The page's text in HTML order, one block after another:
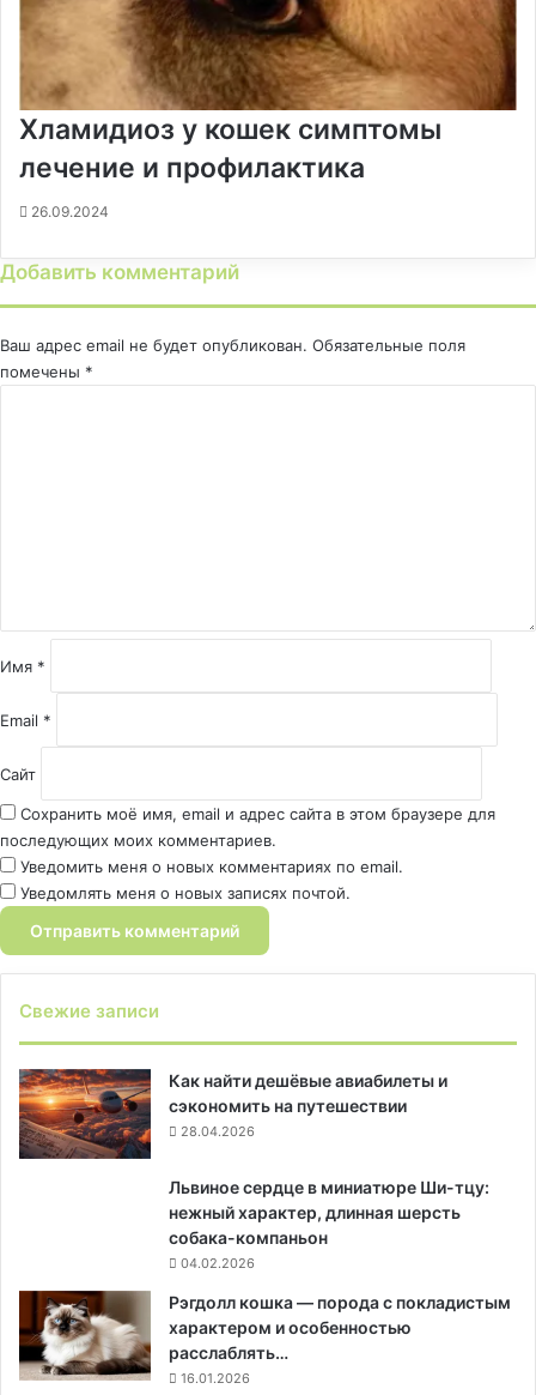
Хламидиоз у кошек симптомы
лечение и профилактика
26.09.2024
Добавить комментарий
Ваш адрес email не будет опубликован. Обязательные поля
помечены *
и
й
Имя *
Email *
Сайт
Сохранить моё имя, email и адрес сайта в этом браузере для
последующих моих комментариев.
Уведомить меня о новых комментариях по email.
Уведомлять меня о новых записях почтой.
Свежие записи
Как найти дешёвые авиабилеты и
сэкономить на путешествии
28.04.2026
Львиное сердце в миниатюре Ши-тцу:
нежный характер, длинная шерсть
собака-компаньон
04.02.2026
Рэгдолл кошка — порода с покладистым
характером и особенностью
расслаблять…
16.01.2026